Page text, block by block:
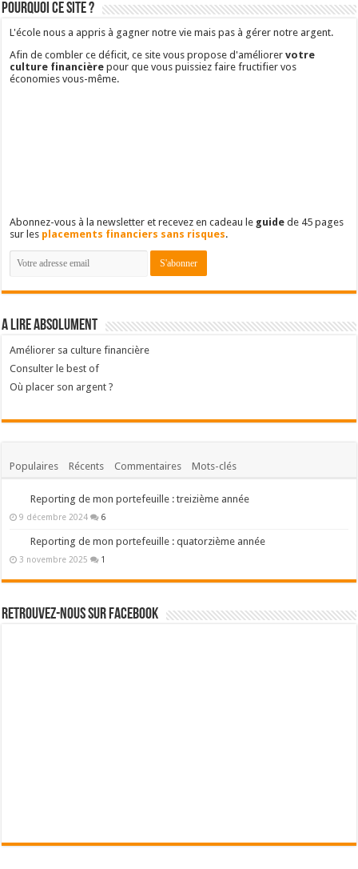
Pourquoi ce site ?
L'école nous a appris à gagner notre vie mais pas à gérer notre argent.
Afin de combler ce déficit, ce site vous propose d'améliorervotre
culture financière pour que vous puissiez faire fructifier vos
économies vous-même.
Abonnez-vous à la newsletter et recevez en cadeau le guide de 45 pages
sur les placements financiers sans risques.
A lire absolument
Améliorer sa culture financière
Consulter le best of
Où placer son argent ?
Populaires Récents Commentaires Mots-clés
Reporting de mon portefeuille : treizième année
9 décembre 2024 6
Reporting de mon portefeuille : quatorzième année
3 novembre 2025 1
Retrouvez-nous sur Facebook